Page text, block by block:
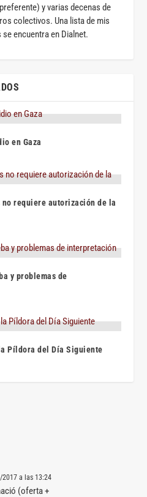
y varias decenas de
colectivos. Una lista de mis
encuentra en Dialnet.
en Gaza
requiere autorización de la
y problemas de
Píldora del Día Siguiente
a las 13:24
(oferta +